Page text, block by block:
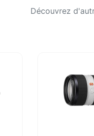
Découvrez